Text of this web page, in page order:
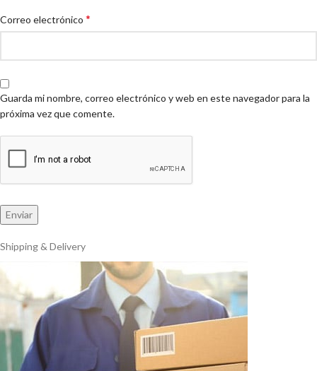
Correo electrónico *
Guarda mi nombre, correo electrónico y web en este navegador para la
próxima vez que comente.
Shipping & Delivery